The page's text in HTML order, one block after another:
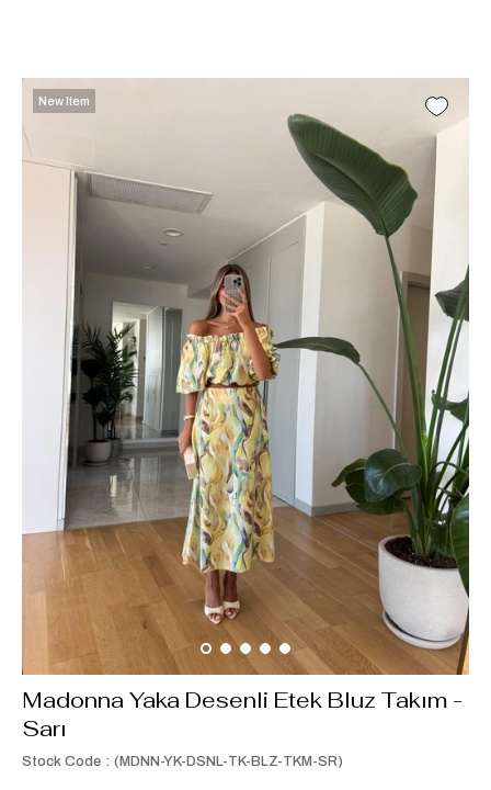
New Item
Madonna Yaka Desenli Etek Bluz Takım -
Sarı
Stock Code (MDNN-YK-DSNL-TK-BLZ-TKM-SR)